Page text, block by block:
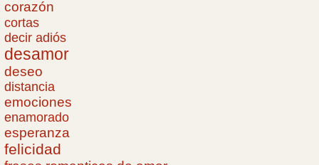
corazón
cortas
decir adiós
desamor
deseo
distancia
emociones
enamorado
esperanza
felicidad